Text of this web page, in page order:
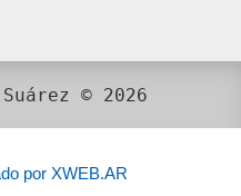
Suárez © 2026
por XWEB.AR